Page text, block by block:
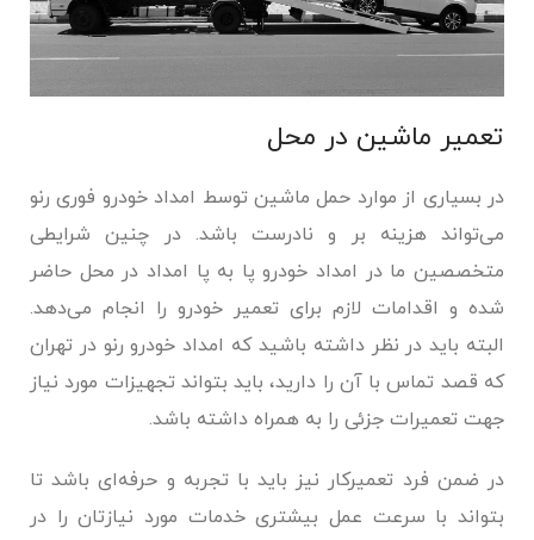
تعمیر ماشین در محل
در بسیاری از موارد حمل ماشین توسط امداد خودرو فوری رنو
می‌تواند هزینه بر و نادرست باشد. در چنین شرایطی
متخصصین ما در امداد خودرو پا به پا امداد در محل حاضر
شده و اقدامات لازم برای تعمیر خودرو را انجام می‌دهد.
البته باید در نظر داشته باشید که امداد خودرو رنو در تهران
که قصد تماس با آن را دارید، باید بتواند تجهیزات مورد نیاز
جهت تعمیرات جزئی را به همراه داشته باشد.
در ضمن فرد تعمیرکار نیز باید با تجربه و حرفه‌ای باشد تا
بتواند با سرعت عمل بیشتری خدمات مورد نیازتان را در